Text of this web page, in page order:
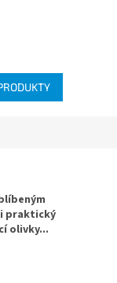
praktický
olivky...